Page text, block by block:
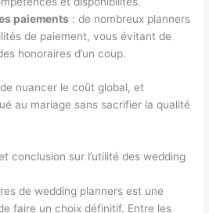
paiements : de nombreux planners
de paiement, vous évitant de
honoraires d’un coup.
nuancer le coût global, et
au mariage sans sacrifier la qualité
conclusion sur l’utilité des wedding
de wedding planners est une
faire un choix définitif. Entre les